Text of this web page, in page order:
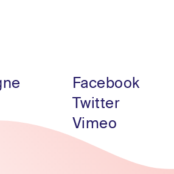
Facebook
Twitter
Vimeo